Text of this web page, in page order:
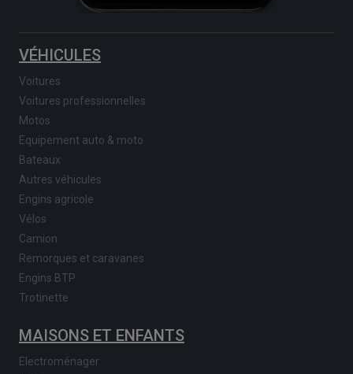
VÉHICULES
Voitures
Voitures professionnelles
Motos
Equipement auto & moto
Bateaux
Autres véhicules
Engins agricole
Vélos
Camion
Remorques et caravanes
Engins BTP
Trotinette
MAISONS ET ENFANTS
Electroménager